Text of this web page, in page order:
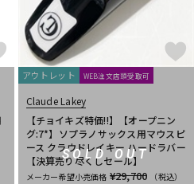
レコーディング機器
楽器アクセサリ
ヴィンテージ
Cadeson
Cannonball
Chateau
ChopSaver
Goldie
Guardala
Denis Wick
DANIELS EMO
FORESTONE
Francois Louis
Getzen
Giardinelli
Gottsu
GR
Harry Hartmanns
SOLD OUT
アウトレット WEB注文店頭受取可
Claude Lakey
【チョイキズ特価!!】【オープニン
グ:7*】ソプラノサックス用マウスピ
ース クラウドレイキー ハードラバー
【決算売り尽くしセール】
メーカー希望小売価格 ¥29,700
（税込）